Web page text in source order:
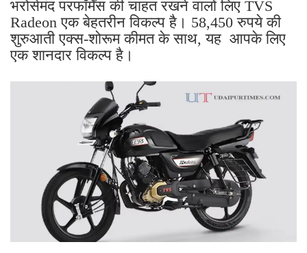
भरोसेमंद परफॉर्मेंस की चाहत रखने वालों लिए TVS
Radeon एक बेहतरीन विकल्प है। 58,450 रुपये की
शुरुआती एक्स-शोरूम कीमत के साथ, यह आपके लिए
एक शानदार विकल्प है।